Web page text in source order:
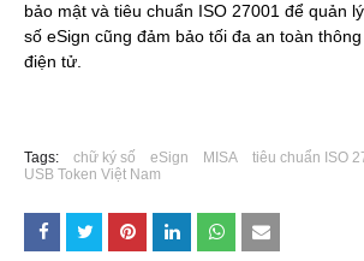
bảo mật và tiêu chuẩn ISO 27001 để quản
số eSign cũng đảm bảo tối đa an toàn
điện tử.
Tags: chữ ký số eSign MISA
tiêu chuẩn ISO
USB Token Việt Nam